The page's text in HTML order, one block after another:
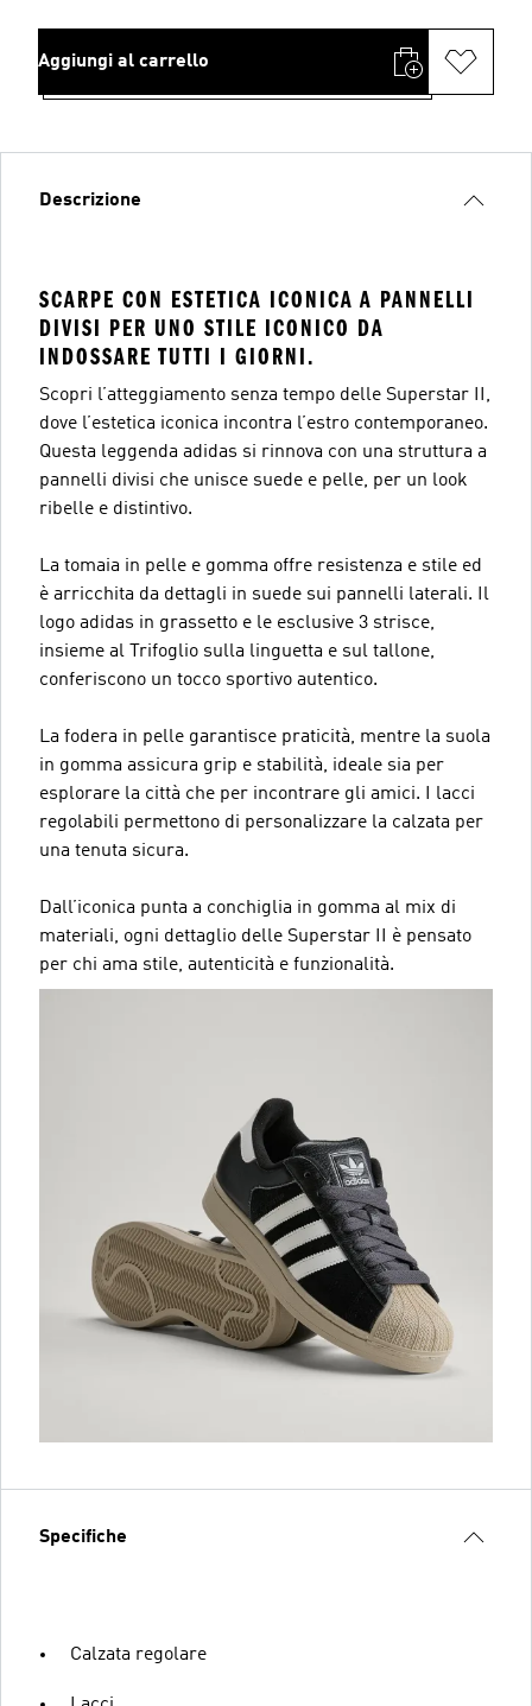
Aggiungi al carrello
Descrizione
SCARPE CON ESTETICA ICONICA A PANNELLI
DIVISI PER UNO STILE ICONICO DA
INDOSSARE TUTTI I GIORNI.
Scopri l’atteggiamento senza tempo delle Superstar II,
dove l’estetica iconica incontra l’estro contemporaneo.
Questa leggenda adidas si rinnova con una struttura a
pannelli divisi che unisce suede e pelle, per un look
ribelle e distintivo.
La tomaia in pelle e gomma offre resistenza e stile ed
è arricchita da dettagli in suede sui pannelli laterali. Il
logo adidas in grassetto e le esclusive 3 strisce,
insieme al Trifoglio sulla linguetta e sul tallone,
conferiscono un tocco sportivo autentico.
La fodera in pelle garantisce praticità, mentre la suola
in gomma assicura grip e stabilità, ideale sia per
esplorare la città che per incontrare gli amici. I lacci
regolabili permettono di personalizzare la calzata per
una tenuta sicura.
Dall’iconica punta a conchiglia in gomma al mix di
materiali, ogni dettaglio delle Superstar II è pensato
per chi ama stile, autenticità e funzionalità.
Specifiche
Calzata regolare